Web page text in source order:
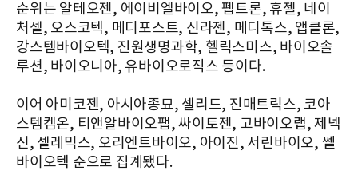
순위는 알테오젠, 에이비엘바이오, 펩트론, 휴젤, 네이
처셀, 오스코텍, 메디포스트, 신라젠, 메디톡스, 앱클론,
강스템바이오텍, 진원생명과학, 헬릭스미스, 바이오솔
루션, 바이오니아, 유바이오로직스 등이다.
이어 아미코젠, 아시아종묘, 셀리드, 진매트릭스, 코아
스템켐온, 티앤알바이오팹, 싸이토젠, 고바이오랩, 제넥
신, 셀레믹스, 오리엔트바이오, 아이진, 서린바이오, 쎌
바이오텍 순으로 집계됐다.